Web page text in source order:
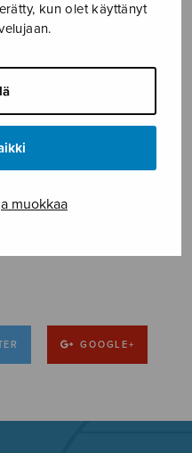
kun olet käyttänyt
muokkaa
GOOGLE+